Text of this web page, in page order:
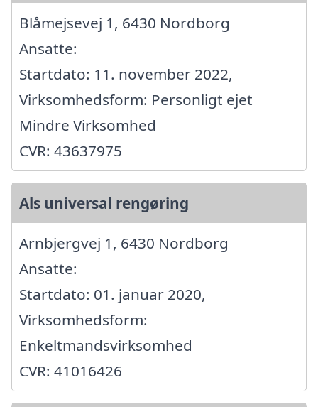
Blåmejsevej 1, 6430 Nordborg
Ansatte:
Startdato: 11. november 2022,
Virksomhedsform: Personligt ejet
Mindre Virksomhed
CVR: 43637975
Als universal rengøring
Arnbjergvej 1, 6430 Nordborg
Ansatte:
Startdato: 01. januar 2020,
Virksomhedsform:
Enkeltmandsvirksomhed
CVR: 41016426